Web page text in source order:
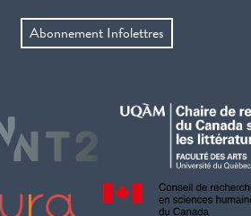
Abonnement Infolettres